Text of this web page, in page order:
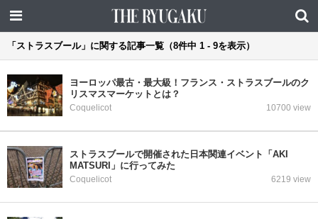
「ストラスブール」に関する記事一覧（8件中 1 - 9を表示）
ヨーロッパ最古・最大級！フランス・ストラスブールのク
リスマスマーケットとは？
Coquelicot 10700 view
ストラスブールで開催された日本関連イベント「AKI
MATSURI」に行ってみた
Coquelicot 6219 view